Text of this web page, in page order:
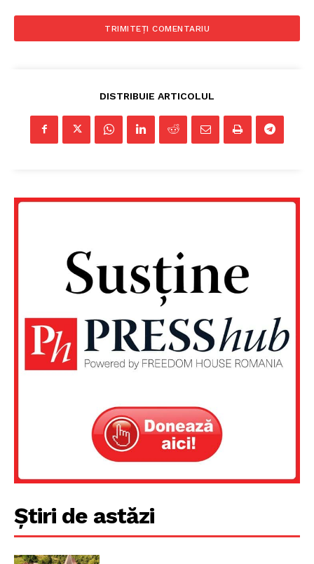
Un proiect
FREEDOM HOUSE ROMÂNIA
DISTRIBUIE ARTICOLUL
Știri de astăzi